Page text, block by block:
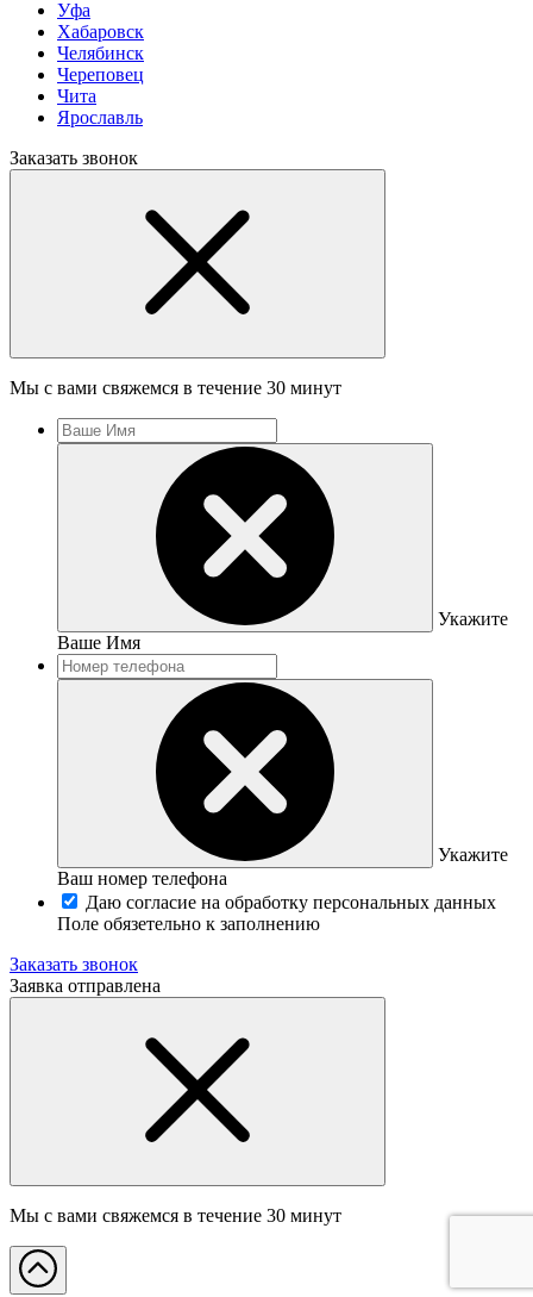
Уфа
Хабаровск
Челябинск
Череповец
Чита
Ярославль
Заказать звонок
Мы с вами свяжемся в течение 30 минут
Укажите
Ваше Имя
Укажите
Ваш номер телефона
Даю согласие на обработку персональных данных
Поле обязетельно к заполнению
Заказать звонок
Заявка отправлена
Мы с вами свяжемся в течение 30 минут